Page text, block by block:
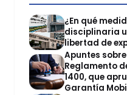
¿En qué
disciplinaria
libertad de
Apuntes
Reglamento
1400, que
Garantía